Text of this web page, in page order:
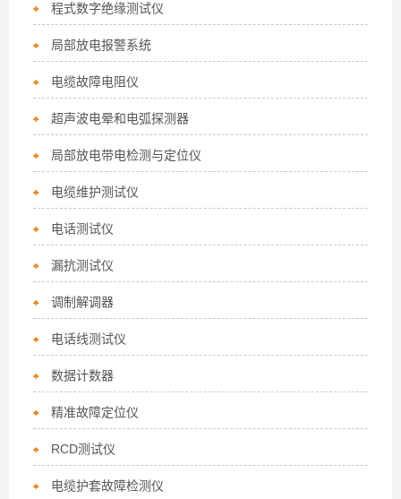
程式数字绝缘测试仪
局部放电报警系统
电缆故障电阻仪
超声波电晕和电弧探测器
局部放电带电检测与定位仪
电缆维护测试仪
电话测试仪
漏抗测试仪
调制解调器
电话线测试仪
数据计数器
精准故障定位仪
RCD测试仪
电缆护套故障检测仪